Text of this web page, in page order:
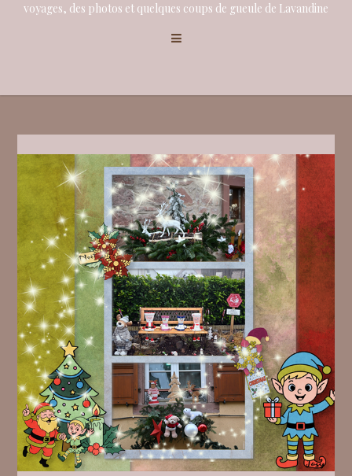
voyages, des photos et quelques coups de gueule de Lavandine